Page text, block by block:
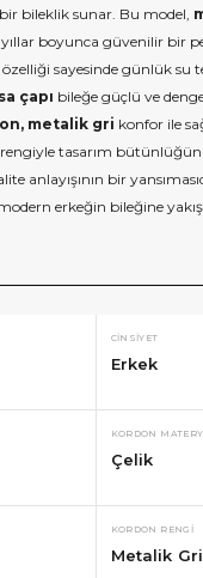
bir bileklik sunar. Bu model,
boyunca güvenilir bir
özelliği sayesinde günlük su
çapı bileğe güçlü ve
metalik gri konfor ile
rengiyle tasarım
anlayışının bir
erkeğin bileğine
CINSIYET
Erkek
KORDON
Çelik
KORDON RENGI
Metalik Gri